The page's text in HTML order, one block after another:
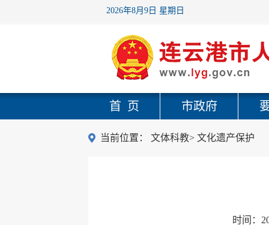
2026年8月9日 星期日
首 页 市政府
当前位置： 文体科教> 文化遗产保护
时间：